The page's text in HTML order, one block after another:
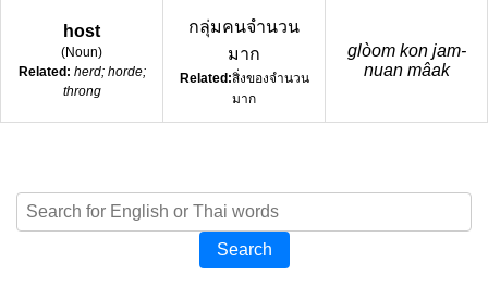
host
(Noun)
Related: herd; horde;
throng
กลุ่มคนจำนวน
มาก
Related:สิ่งของจำนวน
มาก
glòom kon jam-
nuan mâak
Search